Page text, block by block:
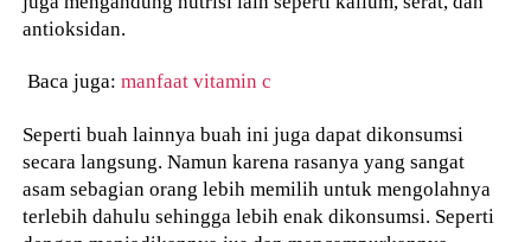
antioksidan.
Baca juga:manfaat vitamin c
Seperti buah lainnya buah ini juga dapat dikonsumsi
secara langsung. Namun karena rasanya yang sangat
asam sebagian orang lebih memilih untuk mengolahnya
terlebih dahulu sehingga lebih enak dikonsumsi. Seperti